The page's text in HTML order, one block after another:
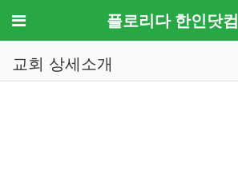
메뉴 플로리다 한인닷컴
교회 상세소개